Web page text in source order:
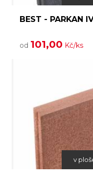
BEST - PARKAN
od 101,00 Kč/ks
v